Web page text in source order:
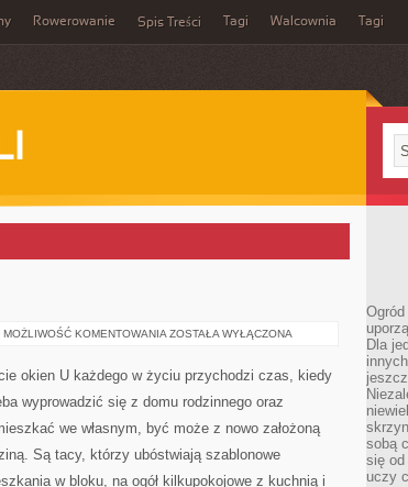
Rowerowanie Spis Treści Tagi Walcownia Tagi
MOŻLIWOŚĆ KOMENTOWANIA DOM
ZOSTAŁA WYŁĄCZONA
okien U każdego w życiu przychodzi czas, kiedy
wyprowadzić się z domu rodzinnego oraz
we własnym, być może z nowo założoną
Są tacy, którzy ubóstwiają szablonowe
w bloku, na ogół kilkupokojowe z kuchnią i
Dla
sobą
się od
uczy